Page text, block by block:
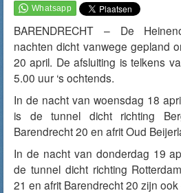
BARENDRECHT – De
nachten dicht vanwege gepland
20 april. De afsluiting is telkens
5.00 uur ‘s ochtends.
In de nacht van woensdag 18
is de tunnel dicht richting
Barendrecht 20 en afrit Oud
In de nacht van donderdag 19
de tunnel dicht richting
21 en afrit Barendrecht 20 zijn ook